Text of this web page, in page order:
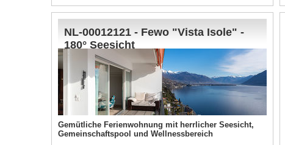
NL-00012121 - Fewo "Vista Isole" -
180° Seesicht
Gemütliche Ferienwohnung mit herrlicher Seesicht,
Gemeinschaftspool und Wellnessbereich